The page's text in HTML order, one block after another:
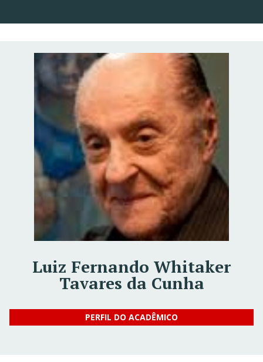
Luiz Fernando Whitaker
Tavares da Cunha
PERFIL DO ACADÊMICO